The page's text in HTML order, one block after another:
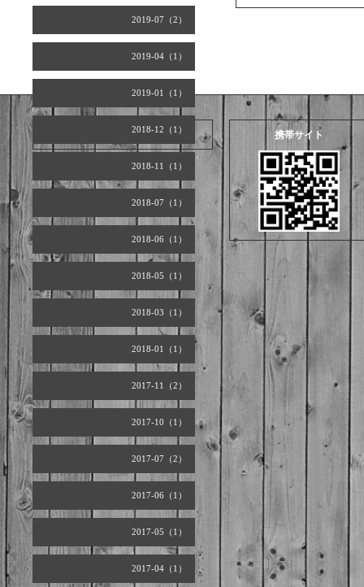
2019-07（2）
2019-04（1）
2019-01（1）
2018-12（1）
2018-11（1）
2018-07（1）
2018-06（1）
2018-05（1）
2018-03（1）
2018-01（1）
2017-11（2）
2017-10（1）
2017-07（2）
2017-06（1）
2017-05（1）
2017-04（1）
2026.08.06 Thursday 携帯サイト